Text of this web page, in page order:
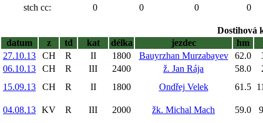
stch cc:
0 0 0 0
Dostihová
datum
z td kat délka jezdec hm
27.10.13
CH R II 1800 Bauyrzhan Murzabayev 62.0
06.10.13
CH R III 2400 ž. Jan Rája 58.0
15.09.13
CH R II 1800 Ondřej Velek 61.5
04.08.13 KV R III 2000 žk. Michal Mach 59.0